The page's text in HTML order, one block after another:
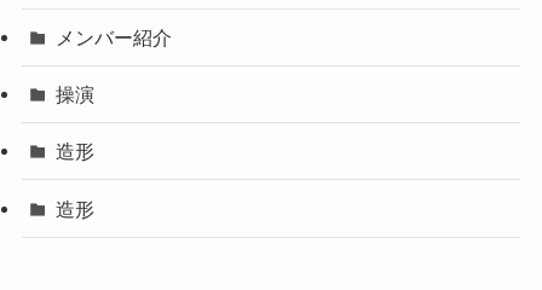
メンバー紹介
操演
造形
造形